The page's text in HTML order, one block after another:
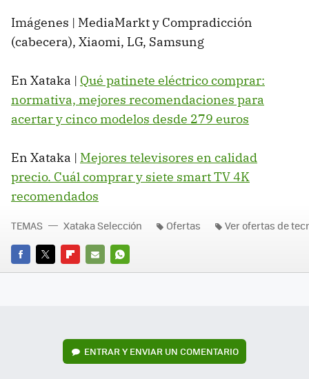
Imágenes | MediaMarkt y Compradicción
(cabecera), Xiaomi, LG, Samsung
En Xataka | Qué patinete eléctrico comprar:
normativa, mejores recomendaciones para
acertar y cinco modelos desde 279 euros
En Xataka | Mejores televisores en calidad
precio. Cuál comprar y siete smart TV 4K
recomendados
FACEBOOK
TWITTERFLIPBOARD
E-
WHATSAPP
TEMAS Xataka Selección Ofertas Ver ofertas de
ENTRAR Y ENVIAR UN COMENTARIO